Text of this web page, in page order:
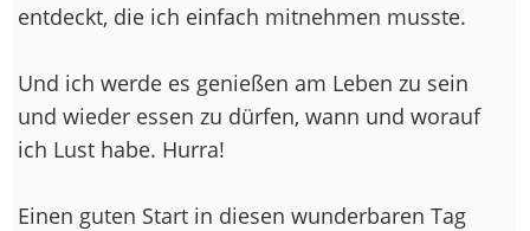
entdeckt, die ich einfach mitnehmen musste.
Und ich werde es genießen am Leben zu sein
und wieder essen zu dürfen, wann und worauf
ich Lust habe. Hurra!
Einen guten Start in diesen wunderbaren Tag